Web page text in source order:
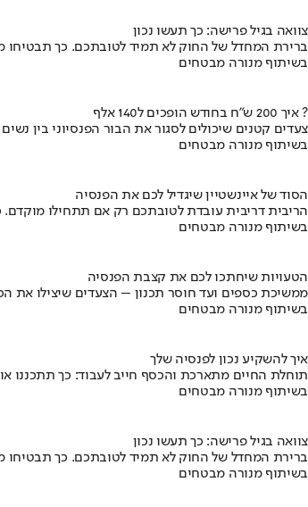
צוואה בגיל פרישה: כך תעשו נכון
ברירת המחדל של החוק לא תמיד לטובתכם. כך תבטיחו
בשיתוף מנורה מבטחים
איך 200 ש"ח בחודש הופכים ל140 אלף ?
צעדים קטנים שיכולים לסגור את הבור הפנסיוני בין נשים
בשיתוף מנורה מבטחים
הסוד של איינשטיין שיגדיל לכם את הפנסיה
הריבית דריבית עובדת לטובתכם רק אם תתחילו מוקדם.
בשיתוף מנורה מבטחים
הטעויות שיחתכו לכם את קצבת הפנסיה
ממשיכת כספים ועד חוסר תכנון – הצעדים שיצילו את
בשיתוף מנורה מבטחים
איך להשקיע נכון לפנסיה שלך
תוחלת החיים מתארכת והכסף חייב לעבוד: כך תתכננו
בשיתוף מנורה מבטחים
צוואה בגיל פרישה: כך תעשו נכון
ברירת המחדל של החוק לא תמיד לטובתכם. כך תבטיחו
בשיתוף מנורה מבטחים